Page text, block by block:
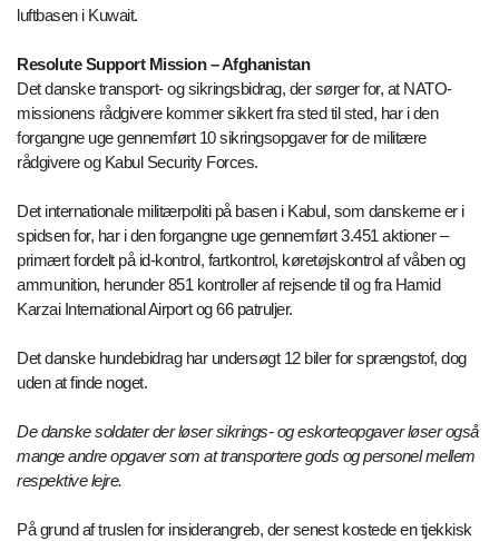
luftbasen i Kuwait.
Resolute Support Mission – Afghanistan
Det danske transport- og sikringsbidrag, der sørger for, at NATO-
missionens rådgivere kommer sikkert fra sted til sted, har i den
forgangne uge gennemført 10 sikringsopgaver for de militære
rådgivere og Kabul Security Forces.
Det internationale militærpoliti på basen i Kabul, som danskerne er i
spidsen for, har i den forgangne uge gennemført 3.451 aktioner –
primært fordelt på id-kontrol, fartkontrol, køretøjskontrol af våben og
ammunition, herunder 851 kontroller af rejsende til og fra Hamid
Karzai International Airport og 66 patruljer.
Det danske hundebidrag har undersøgt 12 biler for sprængstof, dog
uden at finde noget.
De danske soldater der løser sikrings- og eskorteopgaver løser også
mange andre opgaver som at transportere gods og personel mellem
respektive lejre.
På grund af truslen for insiderangreb, der senest kostede en tjekkisk